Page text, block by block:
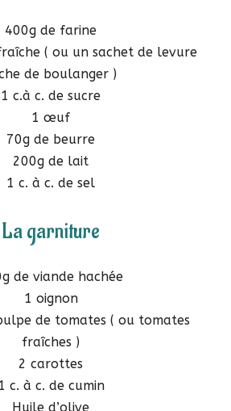
400g de farine
( ou un sachet de levure
de boulanger )
1 c.à c. de sucre
1 œuf
70g de beurre
200g de lait
1 c. à c. de sel
La garniture
de viande hachée
1 oignon
de tomates ( ou tomates
fraîches )
2 carottes
c. à c. de cumin
Huile d’olive